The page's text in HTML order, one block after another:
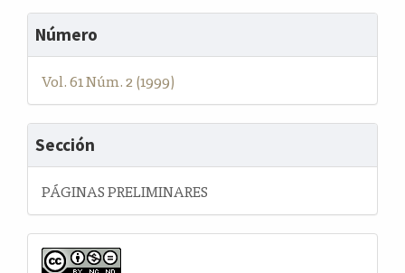
Número
Vol. 61 Núm. 2 (1999)
Sección
PÁGINAS PRELIMINARES